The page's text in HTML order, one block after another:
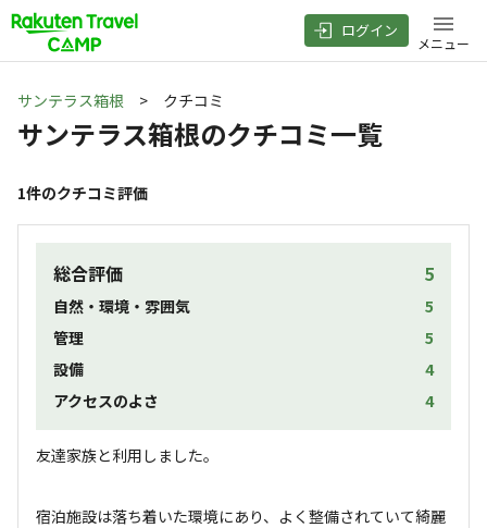
ログイン
メニュー
サンテラス箱根 > クチコミ
サンテラス箱根のクチコミ一覧
1件のクチコミ評価
総合評価 5
自然・環境・雰囲気
5
管理
5
設備
4
アクセスのよさ
4
友達家族と利用しました。
宿泊施設は落ち着いた環境にあり、よく整備されていて綺麗